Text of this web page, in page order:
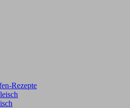
Rezepte